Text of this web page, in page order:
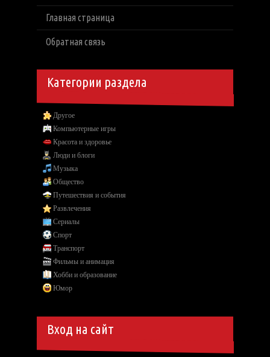
Главная страница
Обратная связь
Категории раздела
Другое
Компьютерные игры
Красота и здоровье
Люди и блоги
Музыка
Общество
Путешествия и события
Развлечения
Сериалы
Спорт
Транспорт
Фильмы и анимация
Хобби и образование
Юмор
Вход на сайт